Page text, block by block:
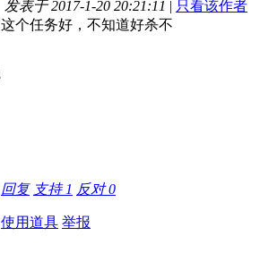
发表于 2017-1-20 20:21:11 | 只看该作者
这个任务好，不知道好杀不
回复 支持 1 反对0
使用道具 举报